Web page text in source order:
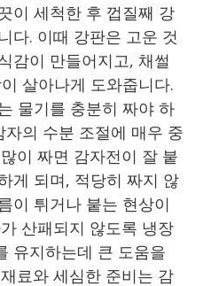
이 세척한 후 껍질째 강
다. 이때 강판은 고운 것
감이 만들어지고, 채썰
살아나게 도와줍니다.
물기를 충분히 짜야 하
의 수분 조절에 매우 중
이 짜면 감자전이 잘 붙
게 되며, 적당히 짜지 않
이 튀거나 붙는 현상이
산패되지 않도록 냉장
유지하는데 큰 도움을
료와 세심한 준비는 감